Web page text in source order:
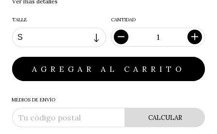
TALLE CANTIDAD
MEDIOS DE ENVÍO
CALCULAR